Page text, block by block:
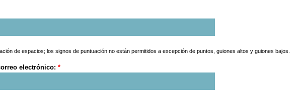
de espacios; los signos de puntuación no están permitidos a excepción de puntos, guiones altos y guiones bajos.
electrónico: *